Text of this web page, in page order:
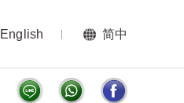
English 简中